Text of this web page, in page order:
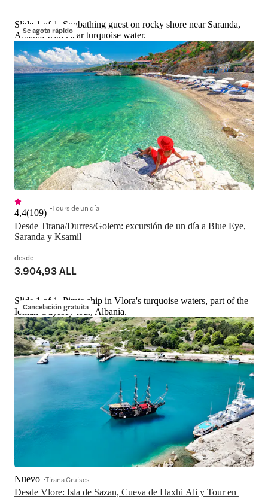
Se agota rápido
Slide 1 of 1, Sunbathing guest on rocky shore near Saranda,
Albania with clear turquoise water.
Desde Tirana/Durres/Golem: excursión de un día a Blue Eye,
Saranda y Ksamil
4,4(109) Tours de un día
desde
3.904,93 ALL
Cancelación gratuita
Slide 1 of 1, Pirate ship in Vlora's turquoise waters, part of the
Ionian Odyssey tour, Albania.
Desde Vlore: Isla de Sazan, Cueva de Haxhi Ali y Tour en
Nuevo Tirana Cruises